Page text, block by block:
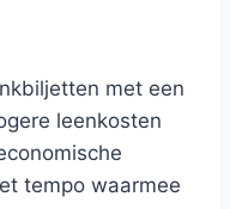
met een
leenkosten
tempo waarmee